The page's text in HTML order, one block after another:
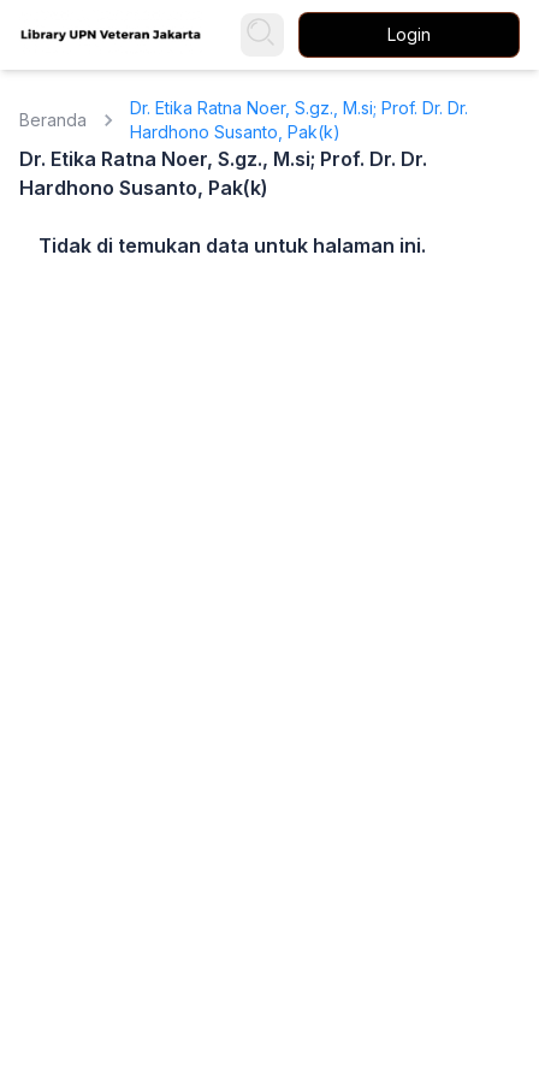
Login
Beranda
Dr. Etika Ratna Noer, S.gz., M.si; Prof. Dr. Dr.
Hardhono Susanto, Pak(k)
Dr. Etika Ratna Noer, S.gz., M.si; Prof. Dr. Dr.
Hardhono Susanto, Pak(k)
Tidak di temukan data untuk halaman ini.